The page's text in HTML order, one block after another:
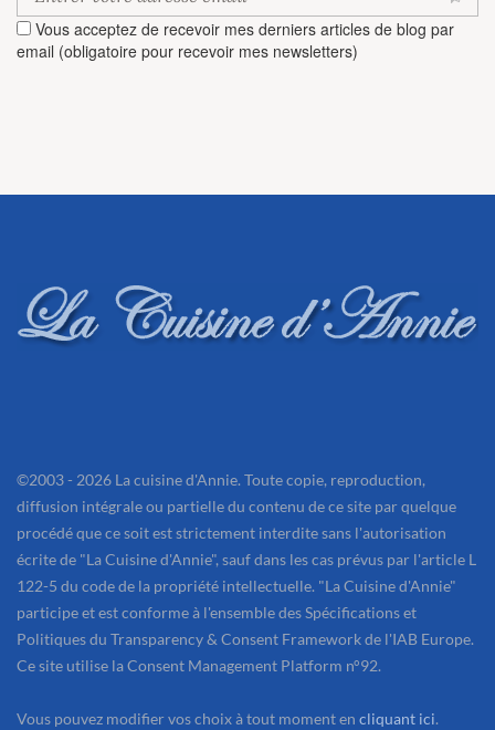
Vous acceptez de recevoir mes derniers articles de blog par
email (obligatoire pour recevoir mes newsletters)
©2003 - 2026 La cuisine d'Annie. Toute copie, reproduction,
diffusion intégrale ou partielle du contenu de ce site par quelque
procédé que ce soit est strictement interdite sans l'autorisation
écrite de "La Cuisine d'Annie", sauf dans les cas prévus par l'article L
122-5 du code de la propriété intellectuelle. "La Cuisine d'Annie"
participe et est conforme à l'ensemble des Spécifications et
Politiques du Transparency & Consent Framework de l'IAB Europe.
Ce site utilise la Consent Management Platform n°92.
Vous pouvez modifier vos choix à tout moment en cliquant ici.